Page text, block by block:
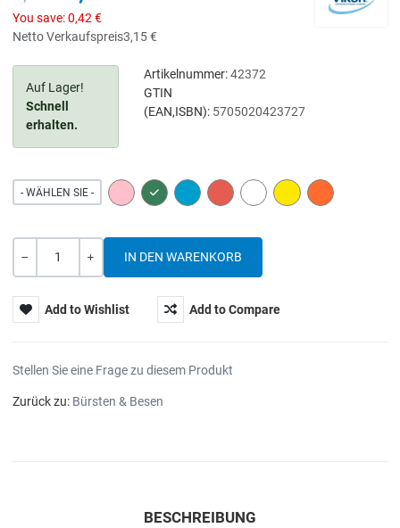
You save:0,42 €
Netto Verkaufspreis3,15 €
Auf Lager!
Schnell
erhalten.
Artikelnummer:42372
GTIN
(EAN,ISBN): 5705020423727
- WÄHLEN SIE - PINK GREEN BLUE RED WHITE YELLOW ORANGE
Add to Wishlist Add to Compare
Stellen Sie eine Frage zu diesem Produkt
Zurück zu: Bürsten & Besen
BESCHREIBUNG